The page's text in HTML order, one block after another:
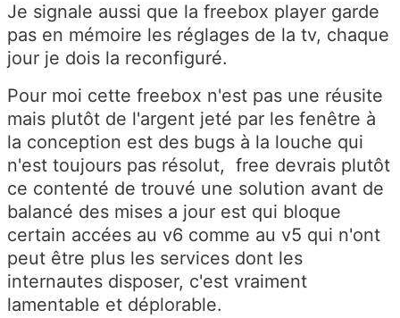
Je signale aussi que la freebox player garde
pas en mémoire les réglages de la tv, chaque
jour je dois la reconfiguré.
Pour moi cette freebox n'est pas une réusite
mais plutôt de l'argent jeté par les fenêtre à
la conception est des bugs à la louche qui
n'est toujours pas résolut, free devrais plutôt
ce contenté de trouvé une solution avant de
balancé des mises a jour est qui bloque
certain accées au v6 comme au v5 qui n'ont
peut être plus les services dont les
internautes disposer, c'est vraiment
lamentable et déplorable.